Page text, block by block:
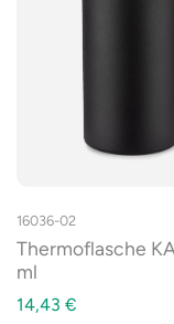
16036-02
Thermoflasche
ml
14,43 €